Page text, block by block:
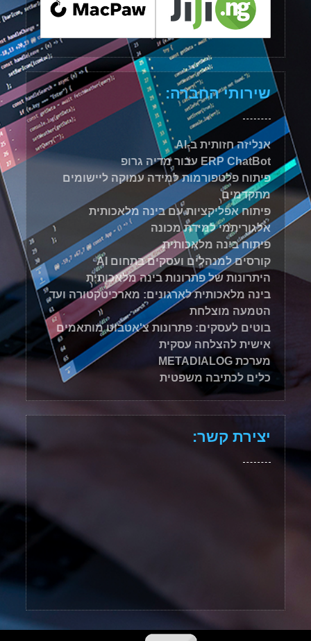
שירותי החברה:
אנליזה חזותית ב-AI
ERP ChatBot עבור מדיה גרופ
פיתוח פלטפורמות למידה עמוקה ליישומים
מתקדמים
פיתוח אפליקציות עם בינה מלאכותית
אלגוריתמי למידת מכונה
פיתוח בינה מלאכותית
קורסים למנהלים ועסקים בתחום AI
היתרונות של פתרונות בינה מלאכותית
בינה מלאכותית לארגונים: מארכיטקטורה ועד
הטמעה מוצלחת
בוטים לעסקים: פתרונות צ'אטבוט מותאמים
אישית להצלחה עסקית
מערכת METADIALOG
כלים לכתיבה משפטית
יצירת קשר: